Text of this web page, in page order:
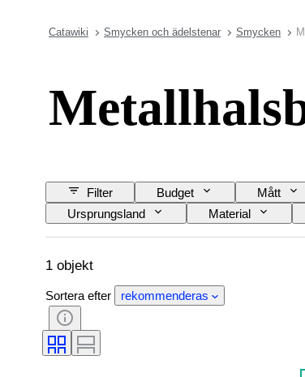
Catawiki Smycken och ädelstenar Smycken
Filter Budget Mått
Ursprungsland
Material
1 objekt
Sortera efter rekommenderas